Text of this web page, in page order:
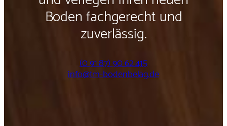
Boden fachgerecht und
zuverlässig.
(0 91 87) 90 62 415
info@tm-bodenbelag.de